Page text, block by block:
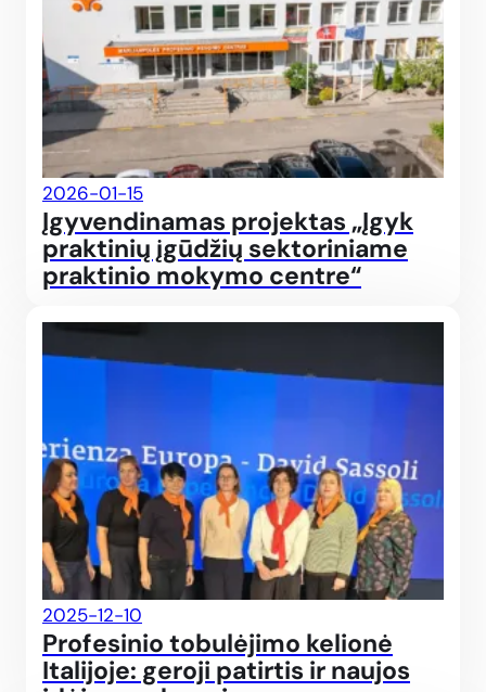
2026-01-15
Įgyvendinamas projektas „Įgyk
praktinių įgūdžių sektoriniame
praktinio mokymo centre“
2025-12-10
Profesinio tobulėjimo kelionė
Italijoje: geroji patirtis ir naujos